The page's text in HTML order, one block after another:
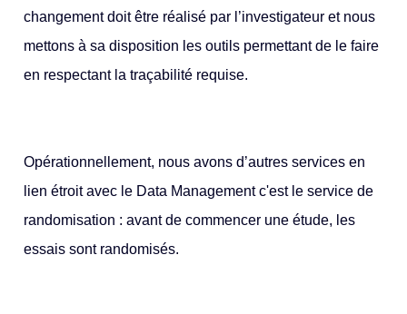
changement doit être réalisé par l’investigateur et nous
mettons à sa disposition les outils permettant de le faire
en respectant la traçabilité requise.
Opérationnellement, nous avons d’autres services en
lien étroit avec le Data Management c'est le service de
randomisation : avant de commencer une étude, les
essais sont randomisés.